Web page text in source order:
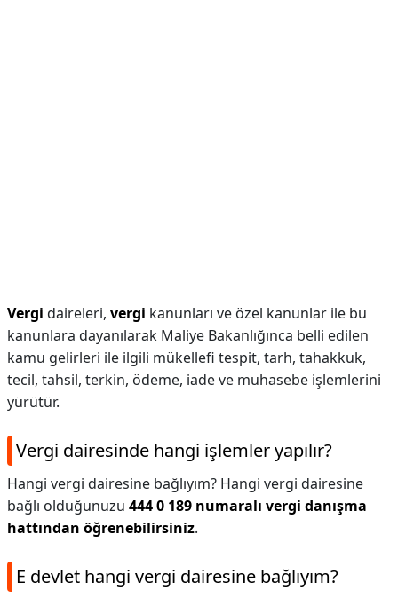
Vergi daireleri, vergi kanunları ve özel kanunlar ile bu
kanunlara dayanılarak Maliye Bakanlığınca belli edilen
kamu gelirleri ile ilgili mükellefi tespit, tarh, tahakkuk,
tecil, tahsil, terkin, ödeme, iade ve muhasebe işlemlerini
yürütür.
Vergi dairesinde hangi işlemler yapılır?
Hangi vergi dairesine bağlıyım? Hangi vergi dairesine
bağlı olduğunuzu 444 0 189 numaralı vergi danışma
hattından öğrenebilirsiniz.
E devlet hangi vergi dairesine bağlıyım?